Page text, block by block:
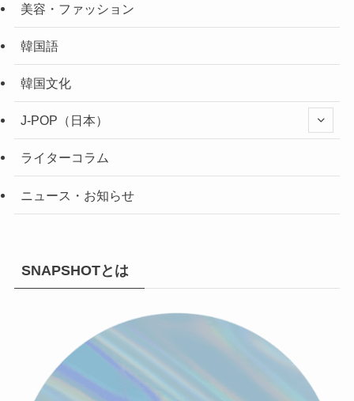
美容・ファッション
韓国語
韓国文化
J-POP（日本）
ライターコラム
ニュース・お知らせ
SNAPSHOTとは